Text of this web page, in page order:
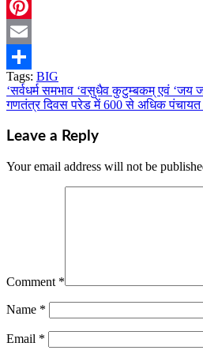
Twitter
Pinterest
Email
Share
Tags: BIG
Post
navigation
‘सर्वधर्म समभाव ‘वसुधैव कुटुम्बकम् एवं ‘जय
गणतंत्र दिवस परेड में 600 से अधिक
Leave a Reply
Your email address will not be
Comment *
Name *
Email *